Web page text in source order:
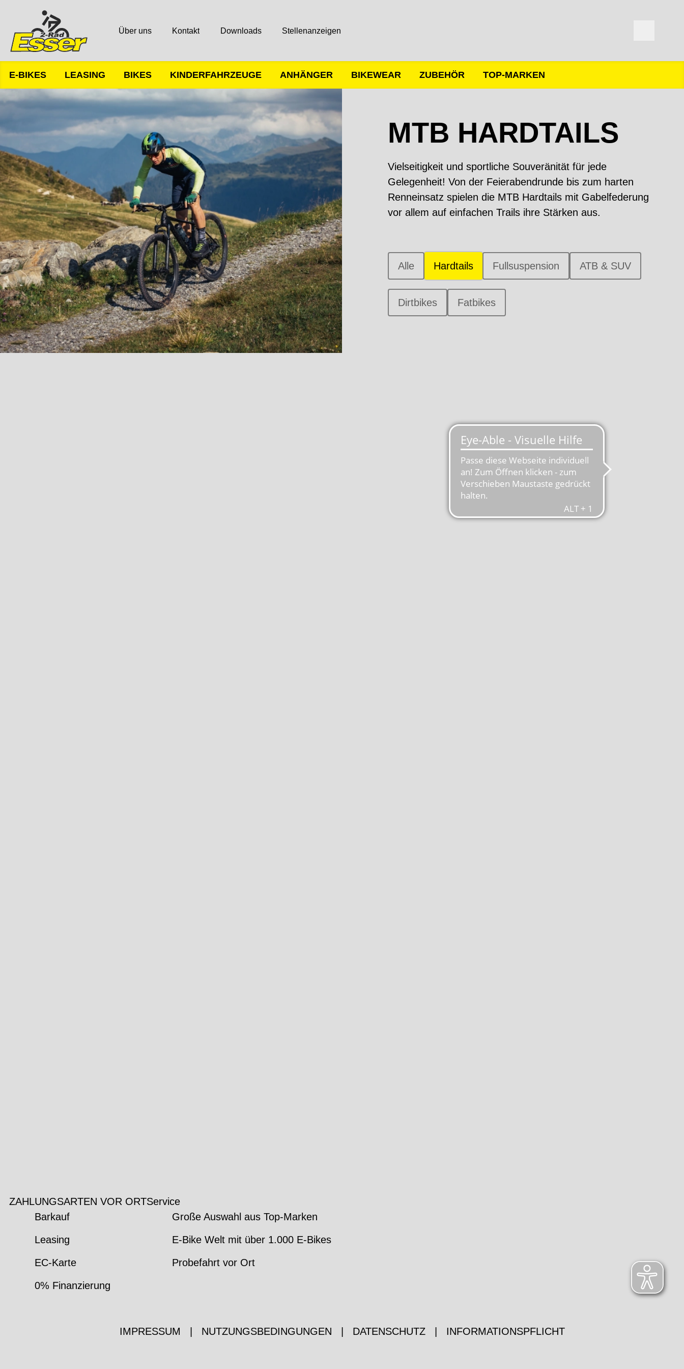
Über uns Kontakt Downloads Stellenanzeigen
E-BIKES LEASING BIKES KINDERFAHRZEUGE ANHÄNGER BIKEWEAR ZUBEHÖR TOP-MARKEN
MTB HARDTAILS
Vielseitigkeit und sportliche Souveränität für jede
Gelegenheit! Von der Feierabendrunde bis zum harten
Renneinsatz spielen die MTB Hardtails mit Gabelfederung
vor allem auf einfachen Trails ihre Stärken aus.
Alle Hardtails Fullsuspension ATB & SUV
Dirtbikes Fatbikes
ZAHLUNGSARTEN VOR ORT
Barkauf
Leasing
EC-Karte
0% Finanzierung
Service
Große Auswahl aus Top-Marken
E-Bike Welt mit über 1.000 E-Bikes
Probefahrt vor Ort
IMPRESSUM NUTZUNGSBEDINGUNGEN DATENSCHUTZ INFORMATIONSPFLICHT